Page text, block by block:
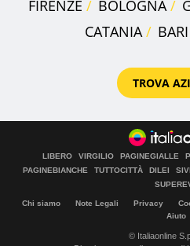
FIRENZE
BOLOGNA
CATANIA
BARI
TROVA
LIBERO VIRGILIO PAGINEGIALLE
PAGINEBIANCHE
TUTTOCITTÀ DILEI
Chi siamo Note Legali Privacy
Aiuto
© Italiaonline